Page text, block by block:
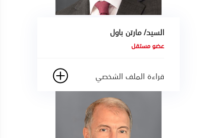
السيد/ مارتن باول
عضو مستقل
قراءة الملف الشخصي